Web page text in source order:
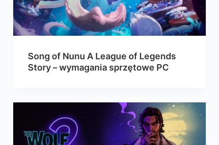
Song of Nunu A League of Legends
Story – wymagania sprzętowe PC